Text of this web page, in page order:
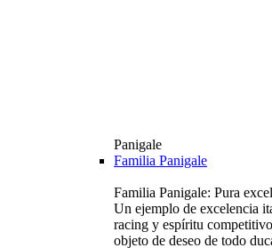
Panigale
Familia Panigale
Familia Panigale: Pura
Un ejemplo de excelencia
racing y espíritu
objeto de deseo de todo